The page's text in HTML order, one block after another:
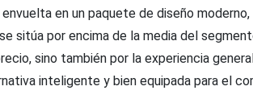
en un paquete de diseño
sitúa por encima de la media del
sino también por la experiencia
inteligente y bien equipada para el